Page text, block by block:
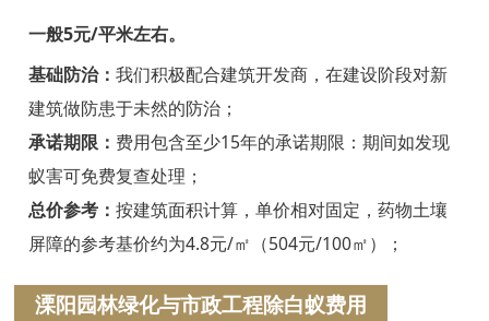
永康白蚁防治
武义白蚁防治
浦江白蚁防治
磐安白蚁防治
衢州白蚁防治
一般5元/平米左右。
基础防治： 我们积极配合建筑开发商，在建设阶段对新
建筑做防患于未然的防治；
承诺期限： 费用包含至少15年的承诺期限：期间如发现
蚁害可免费复查处理；
总价参考： 按建筑面积计算，单价相对固定，药物土壤
屏障的参考基价约为4.8元/㎡（504元/100㎡）；
溧阳园林绿化与市政工程除白蚁费用